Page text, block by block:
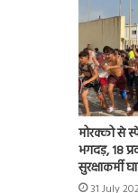
मोरक्को से
भगदड़, 18
सुरक्षाकर्मी
31 July